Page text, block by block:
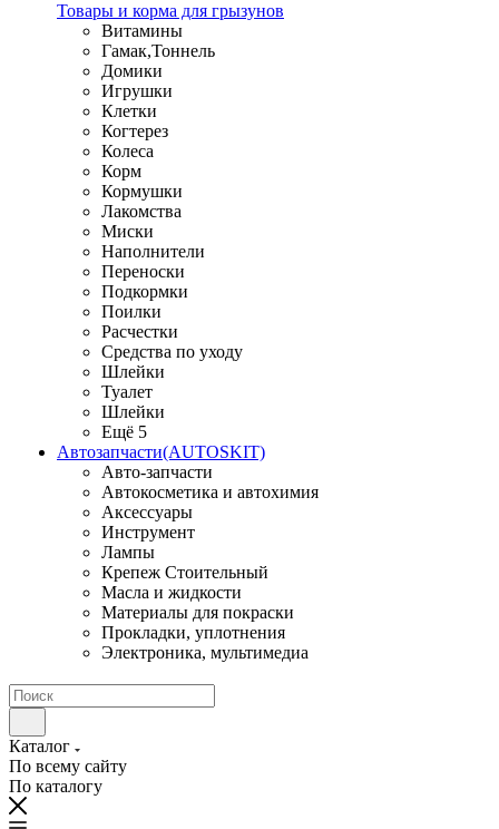
Товары и корма для грызунов
Витамины
Гамак,Тоннель
Домики
Игрушки
Клетки
Когтерез
Колеса
Корм
Кормушки
Лакомства
Миски
Наполнители
Переноски
Подкормки
Поилки
Расчестки
Средства по уходу
Шлейки
Туалет
Шлейки
Ещё 5
Автозапчасти(AUTOSKIT)
Авто-запчасти
Автокосметика и автохимия
Аксессуары
Инструмент
Лампы
Крепеж Стоительный
Масла и жидкости
Материалы для покраски
Прокладки, уплотнения
Электроника, мультимедиа
Каталог
По всему сайту
По каталогу